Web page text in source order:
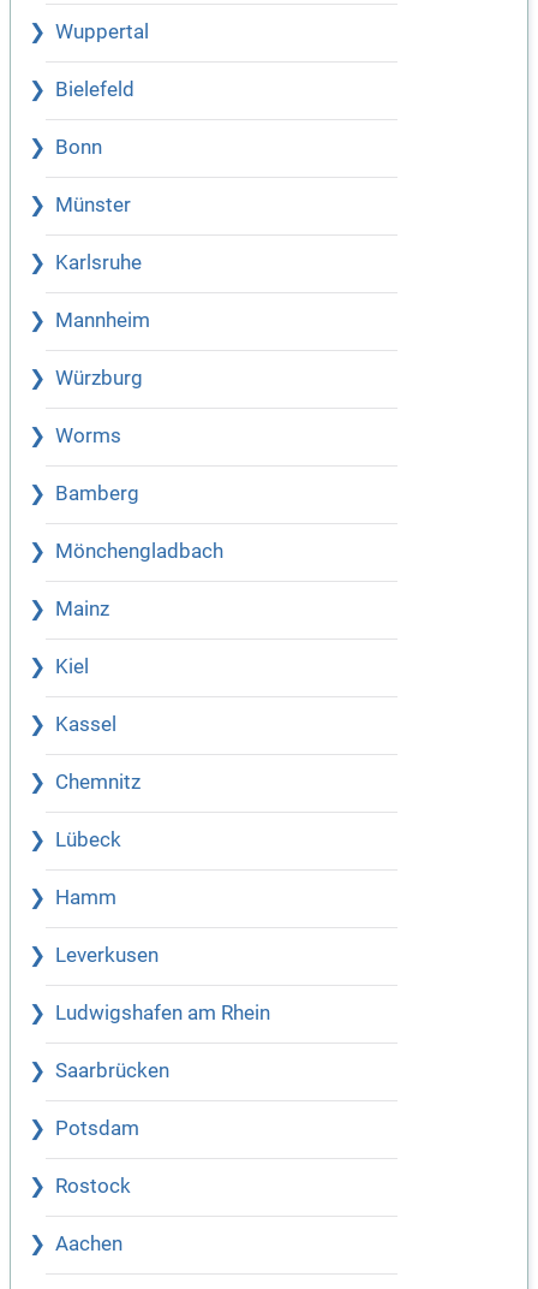
Wuppertal
Bielefeld
Bonn
Münster
Karlsruhe
Mannheim
Würzburg
Worms
Bamberg
Mönchengladbach
Mainz
Kiel
Kassel
Chemnitz
Lübeck
Hamm
Leverkusen
Ludwigshafen am Rhein
Saarbrücken
Potsdam
Rostock
Aachen